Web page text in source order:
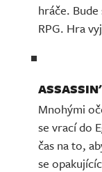
hráče.
RPG. Hra
Mnohými
se vrací do
čas na to,
se